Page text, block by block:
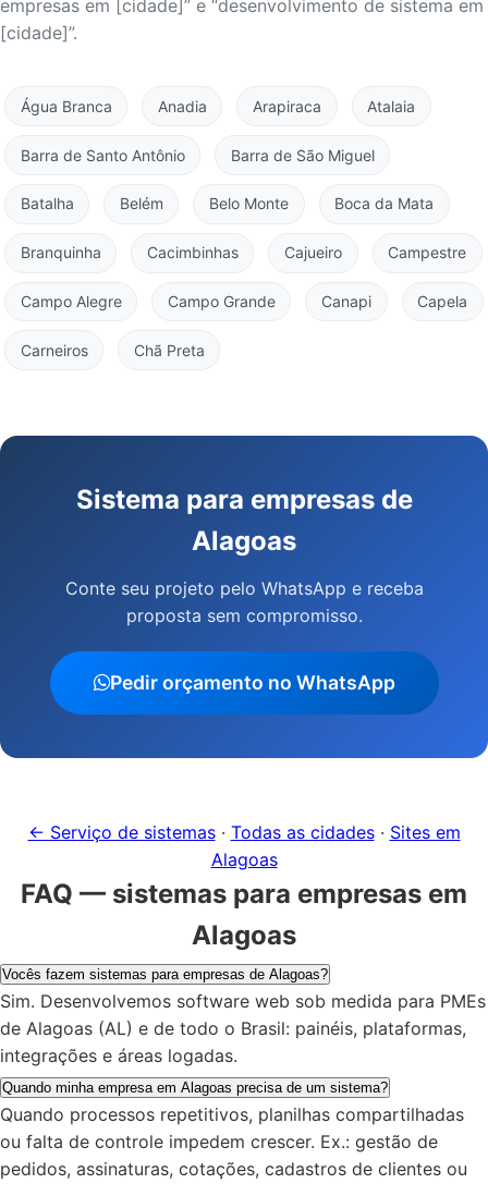
empresas em [cidade]” e “desenvolvimento de sistema em
[cidade]”.
Água Branca Anadia Arapiraca Atalaia
Barra de Santo Antônio Barra de São Miguel
Batalha Belém Belo Monte Boca da Mata
Branquinha Cacimbinhas Cajueiro Campestre
Campo Alegre Campo Grande Canapi Capela
Carneiros Chã Preta
Sistema para empresas de
Alagoas
Conte seu projeto pelo WhatsApp e receba
proposta sem compromisso.
Pedir orçamento no WhatsApp
← Serviço de sistemas· Todas as cidades· Sites em
Alagoas
FAQ — sistemas para empresas em
Alagoas
Vocês fazem sistemas para empresas de Alagoas?
Sim. Desenvolvemos software web sob medida para PMEs
de Alagoas (AL) e de todo o Brasil: painéis, plataformas,
integrações e áreas logadas.
Quando minha empresa em Alagoas precisa de um sistema?
Quando processos repetitivos, planilhas compartilhadas
ou falta de controle impedem crescer. Ex.: gestão de
pedidos, assinaturas, cotações, cadastros de clientes ou